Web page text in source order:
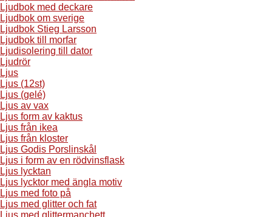
Ljudbok med deckare
Ljudbok om sverige
Ljudbok Stieg Larsson
Ljudbok till morfar
Ljudisolering till dator
Ljudrör
Ljus
Ljus (12st)
Ljus (gelé)
Ljus av vax
Ljus form av kaktus
Ljus från ikea
Ljus från kloster
Ljus Godis Porslinskål
Ljus i form av en rödvinsflask
Ljus lycktan
Ljus lycktor med ängla motiv
Ljus med foto på
Ljus med glitter och fat
Ljus med glittermanchett